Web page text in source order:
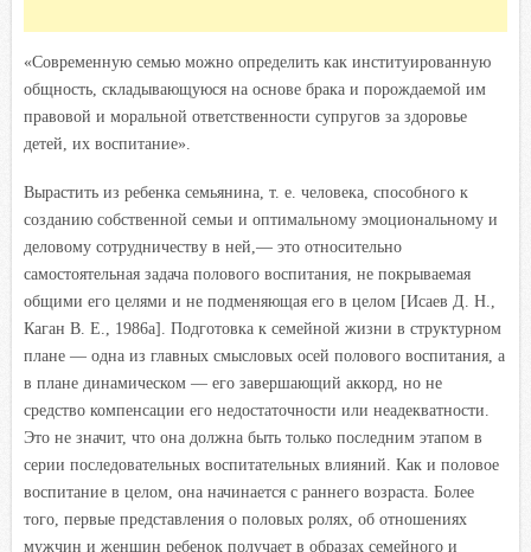
«Современную семью можно определить как институированную
общность, складывающуюся на основе брака и порождаемой им
правовой и моральной ответственности супругов за здоровье
детей, их воспитание».
Вырастить из ребенка семьянина, т. е. человека, способного к
созданию собственной семьи и оптимальному эмоциональному и
деловому сотрудничеству в ней,— это относительно
самостоятельная задача полового воспитания, не покрываемая
общими его целями и не подменяющая его в целом [Исаев Д. Н.,
Каган В. Е., 1986а]. Подготовка к семейной жизни в структурном
плане — одна из главных смысловых осей полового воспитания, а
в плане динамическом — его завершающий аккорд, но не
средство компенсации его недостаточности или неадекватности.
Это не значит, что она должна быть только последним этапом в
серии последовательных воспитательных влияний. Как и половое
воспитание в целом, она начинается с раннего возраста. Более
того, первые представления о половых ролях, об отношениях
мужчин и женщин ребенок получает в образах семейного и